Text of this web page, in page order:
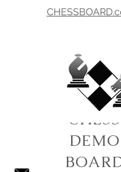
CHESS
DEMO